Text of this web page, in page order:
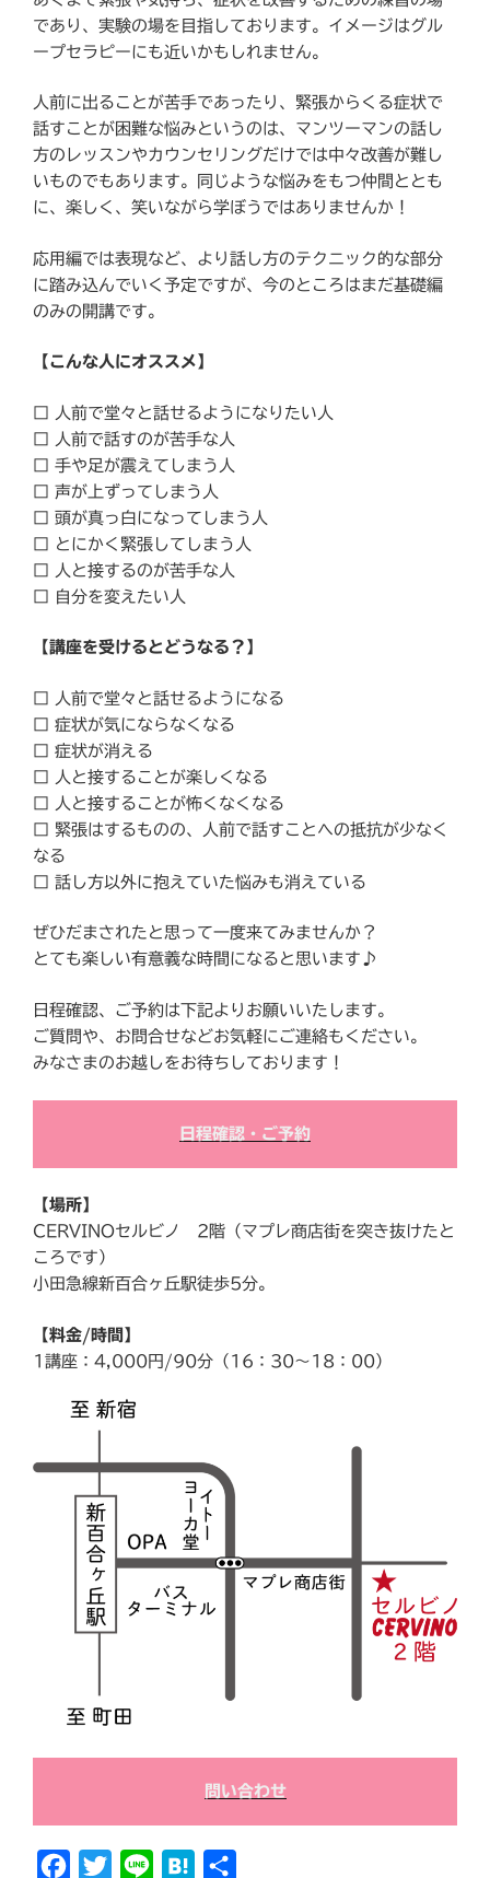
であり、実験の場を目指しております。イメージはグル
ープセラピーにも近いかもしれません。
人前に出ることが苦手であったり、緊張からくる症状で
話すことが困難な悩みというのは、マンツーマンの話し
方のレッスンやカウンセリングだけでは中々改善が難し
いものでもあります。同じような悩みをもつ仲間ととも
に、楽しく、笑いながら学ぼうではありませんか！
応用編では表現など、より話し方のテクニック的な部分
に踏み込んでいく予定ですが、今のところはまだ基礎編
のみの開講です。
【こんな人にオススメ】
□ 人前で堂々と話せるようになりたい人
□ 人前で話すのが苦手な人
□ 手や足が震えてしまう人
□ 声が上ずってしまう人
□ 頭が真っ白になってしまう人
□ とにかく緊張してしまう人
□ 人と接するのが苦手な人
□ 自分を変えたい人
【講座を受けるとどうなる？】
□ 人前で堂々と話せるようになる
□ 症状が気にならなくなる
□ 症状が消える
□ 人と接することが楽しくなる
□ 人と接することが怖くなくなる
□ 緊張はするものの、人前で話すことへの抵抗が少なく
なる
□ 話し方以外に抱えていた悩みも消えている
ぜひだまされたと思って一度来てみませんか？
とても楽しい有意義な時間になると思います♪
日程確認、ご予約は下記よりお願いいたします。
ご質問や、お問合せなどお気軽にご連絡もください。
みなさまのお越しをお待ちしております！
日程確認・ご予約
【場所】
CERVINOセルビノ 2階（マプレ商店街を突き抜けたと
ころです）
小田急線新百合ヶ丘駅徒歩5分。
【料金/時間】
1講座：4,000円/90分（16：30～18：00）
問い合わせ